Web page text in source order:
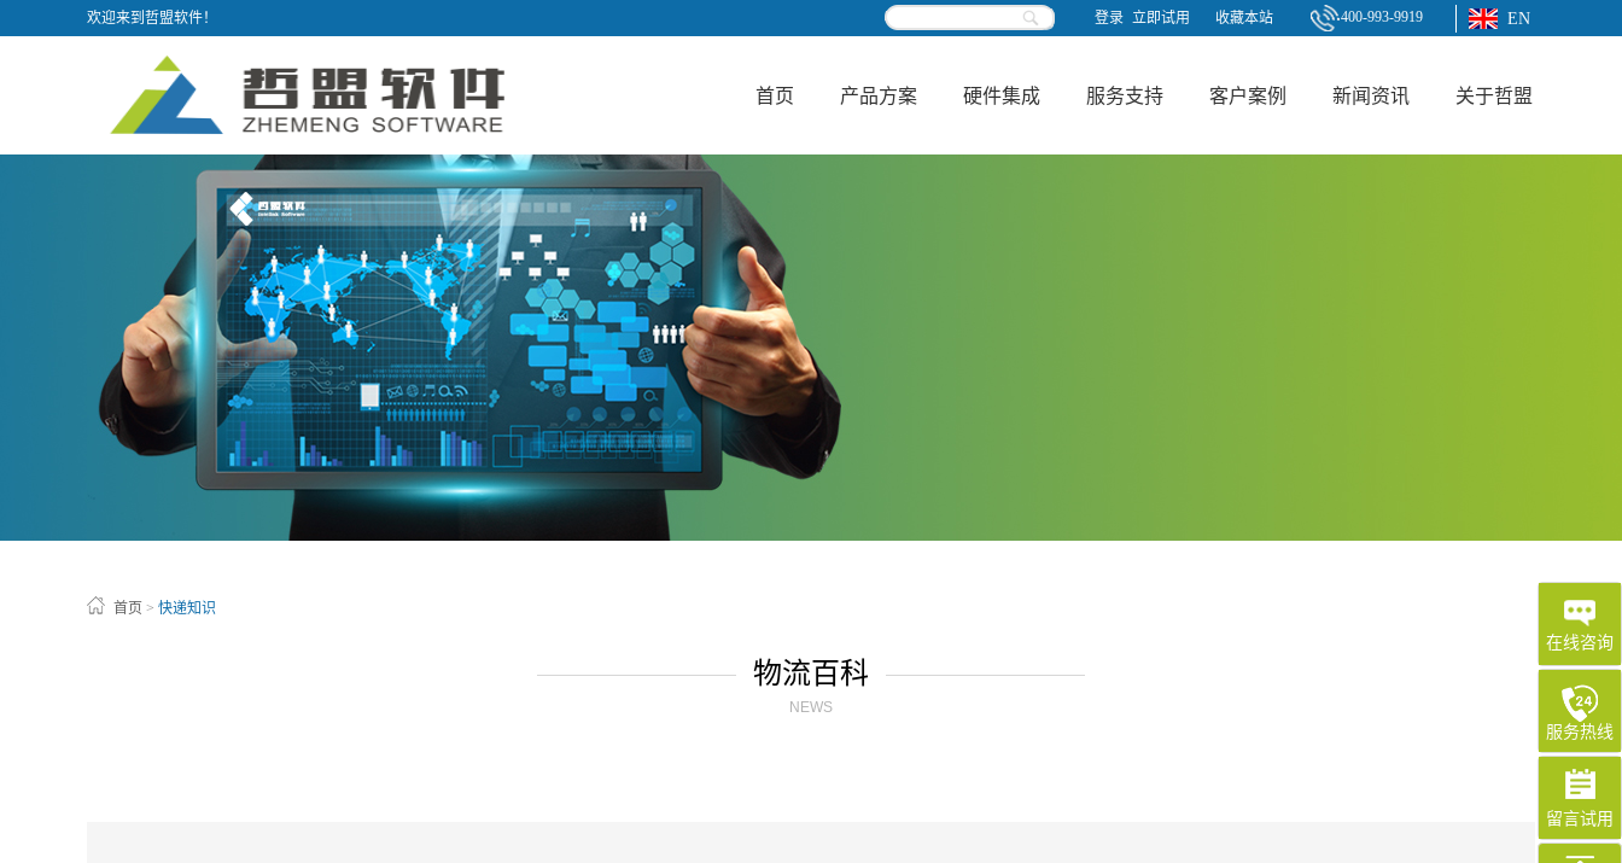
400-993-9919 EN
收藏本站
立即试用
登录
欢迎来到哲盟软件！
首页 产品方案 硬件集成 服务支持 客户案例 新闻资讯 关于哲盟
首页 > 快递知识
物流百科
NEWS
在线咨询
服务热线
留言试用